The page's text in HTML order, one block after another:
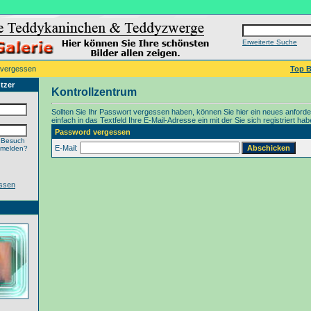
Erweiterte Suche
Top
Kontrollzentrum
Sollten Sie Ihr Passwort vergessen haben, können Sie hier ein neues
einfach in das Textfeld Ihre E-Mail-Adresse ein mit der Sie sich registriert
Password vergessen
E-Mail: